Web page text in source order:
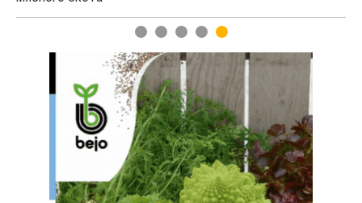
1 2 3 4 5